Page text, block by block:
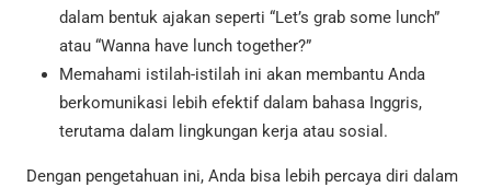
dalam bentuk ajakan seperti “Let’s grab some lunch”
atau “Wanna have lunch together?”
Memahami istilah-istilah ini akan membantu Anda
berkomunikasi lebih efektif dalam bahasa Inggris,
terutama dalam lingkungan kerja atau sosial.
Dengan pengetahuan ini, Anda bisa lebih percaya diri dalam